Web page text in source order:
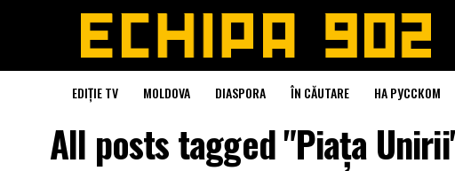
EDIȚIE TV MOLDOVA DIASPORA ÎN CĂUTARE НА РУССКОМ
All posts tagged "Piața